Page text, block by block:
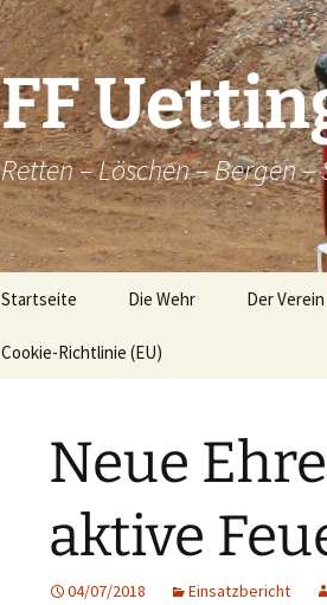
FF
Retten – Löschen – Bergen –
Startseite Die Wehr
Die Wehr
Atemschutz
Maschinisten
Der Verein
Cookie-Richtlinie (EU)
Neue
aktive
04/07/2018 Einsatzbericht